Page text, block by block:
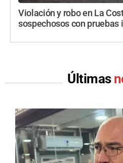
Violación y robo en La
sospechosos con
Últimas